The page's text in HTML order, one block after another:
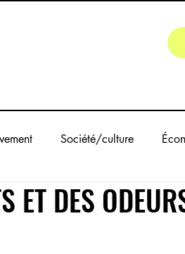
Société/culture
ET DES